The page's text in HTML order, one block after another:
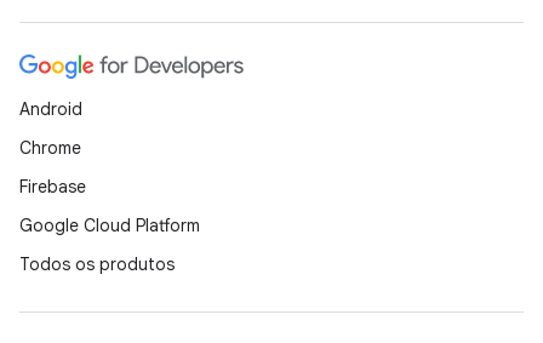
Android
Chrome
Firebase
Google Cloud Platform
Todos os produtos